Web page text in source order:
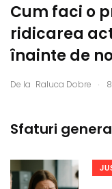
Cum faci o
ridicarea
înainte de
De la Raluca Dobre .
Sfaturi